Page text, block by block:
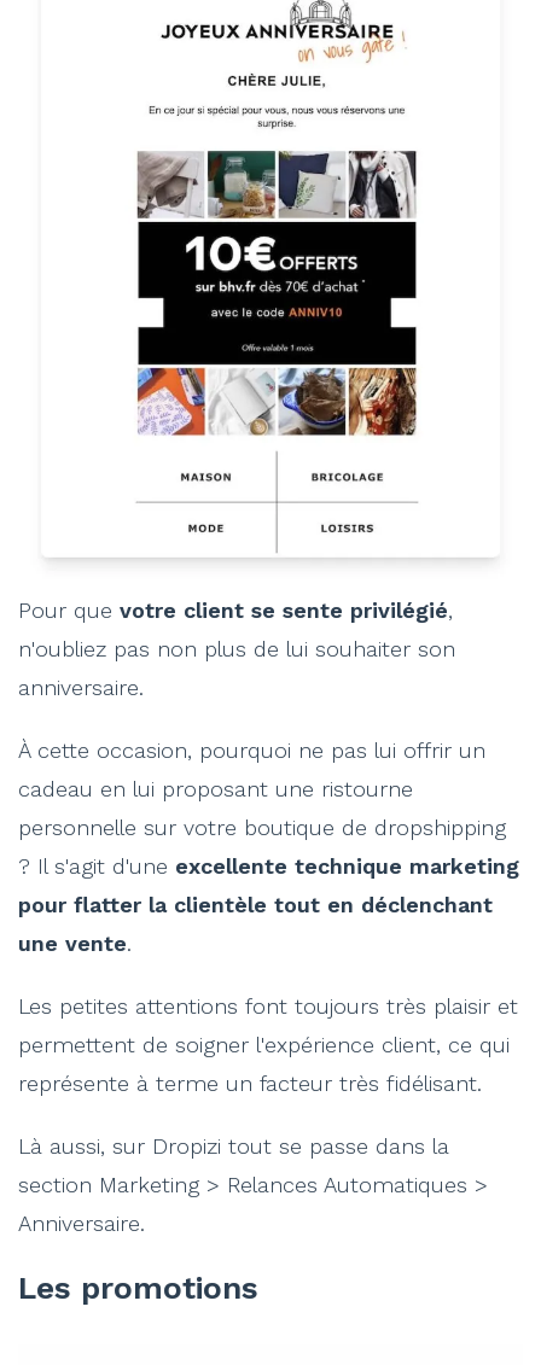
Pour que votre client se sente privilégié,
n'oubliez pas non plus de lui souhaiter son
anniversaire.
À cette occasion, pourquoi ne pas lui offrir un
cadeau en lui proposant une ristourne
personnelle sur votre boutique de dropshipping
? Il s'agit d'une excellente technique marketing
pour flatter la clientèle tout en déclenchant
une vente.
Les petites attentions font toujours très plaisir et
permettent de soigner l'expérience client, ce qui
représente à terme un facteur très fidélisant.
Là aussi, sur Dropizi tout se passe dans la
section Marketing > Relances Automatiques >
Anniversaire.
Les promotions